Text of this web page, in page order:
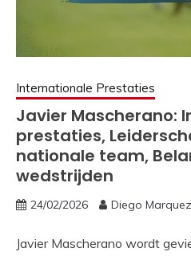
Internationale Prestaties
Javier Mascherano:
prestaties,
nationale team,
wedstrijden
24/02/2026 Diego Marquez
Javier Mascherano wordt